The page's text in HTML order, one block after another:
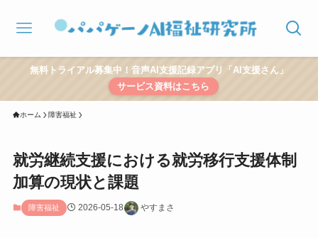
無料トライアル募集中！音声AI支援記録アプリ「AI支援さん」
サービス資料はこちら
ホーム 障害福祉
就労継続支援における就労移行支援体制
加算の現状と課題
障害福祉 2026-05-18 やすまさ